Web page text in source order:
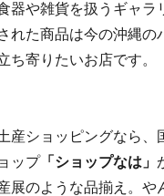
器や雑貨を扱うギャ
れた商品は今の沖縄
ち寄りたいお店です。
産ショッピングなら、
ップ「ショップなは」
展のような品揃え。